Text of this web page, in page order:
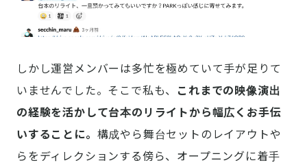
しかし運営メンバーは多忙を極めていて手が足りて
いませんでした。そこで私も、 これまでの映像演出
の経験を活かして台本のリライトから幅広くお手伝
いすることに。 構成やら舞台セットのレイアウトや
らをディレクションする傍ら、オープニングに着手